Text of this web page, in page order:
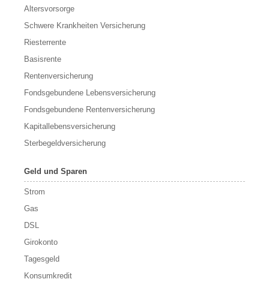
Altersvorsorge
Schwere Krankheiten Versicherung
Riesterrente
Basisrente
Rentenversicherung
Fondsgebundene Lebensversicherung
Fondsgebundene Rentenversicherung
Kapitallebensversicherung
Sterbegeldversicherung
Geld und Sparen
Strom
Gas
DSL
Girokonto
Tagesgeld
Konsumkredit